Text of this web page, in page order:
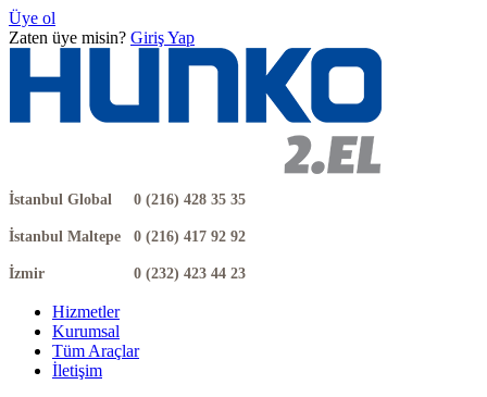
Üye ol
Zaten üye misin? Giriş Yap
İstanbul Global 0 (216) 428 35 35
İstanbul Maltepe 0 (216) 417 92 92
İzmir 0 (232) 423 44 23
Hizmetler
Kurumsal
Tüm Araçlar
İletişim